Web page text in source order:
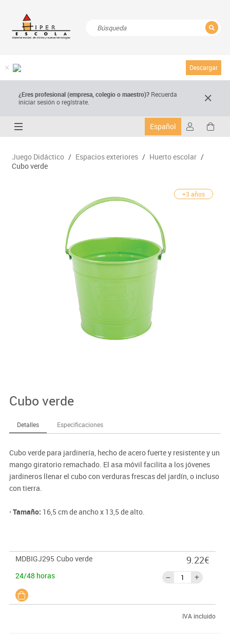
Descargar
¿Eres profesional (empresa, colegio o maestro)? Recuerda
iniciar sesión o regístrate.
Español
Juego Didáctico / Espacios exteriores / Huerto escolar /
Cubo verde
+3 años
Cubo verde
Detalles Especificaciones
Cubo verde para jardinería, hecho de acero fuerte y resistente y un
mango giratorio remachado. El asa móvil facilita a los jóvenes
jardineros llenar el cubo con verduras frescas del jardín, o incluso
con tierra.
· Tamaño: 16,5 cm de ancho x 13,5 de alto.
MDBIGJ295 Cubo verde
24/48 horas
9.22€
IVA incluido